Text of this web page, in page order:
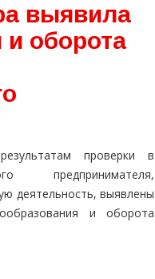
выявила
оборота
проверки в
предпринимателя,
деятельность, выявлены
и оборота